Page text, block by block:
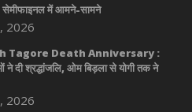
सेमीफाइनल में आमने-सामने
2026
Tagore Death Anniversary :
ने दी श्रद्धांजलि, ओम बिड़ला से योगी तक ने
2026